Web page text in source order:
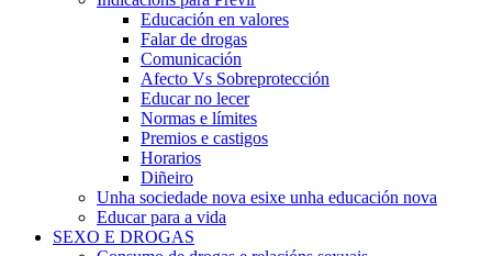
Educación en valores
Falar de drogas
Comunicación
Afecto Vs Sobreprotección
Educar no lecer
Normas e límites
Premios e castigos
Horarios
Diñeiro
Unha sociedade nova esixe unha educación nova
Educar para a vida
SEXO E DROGAS